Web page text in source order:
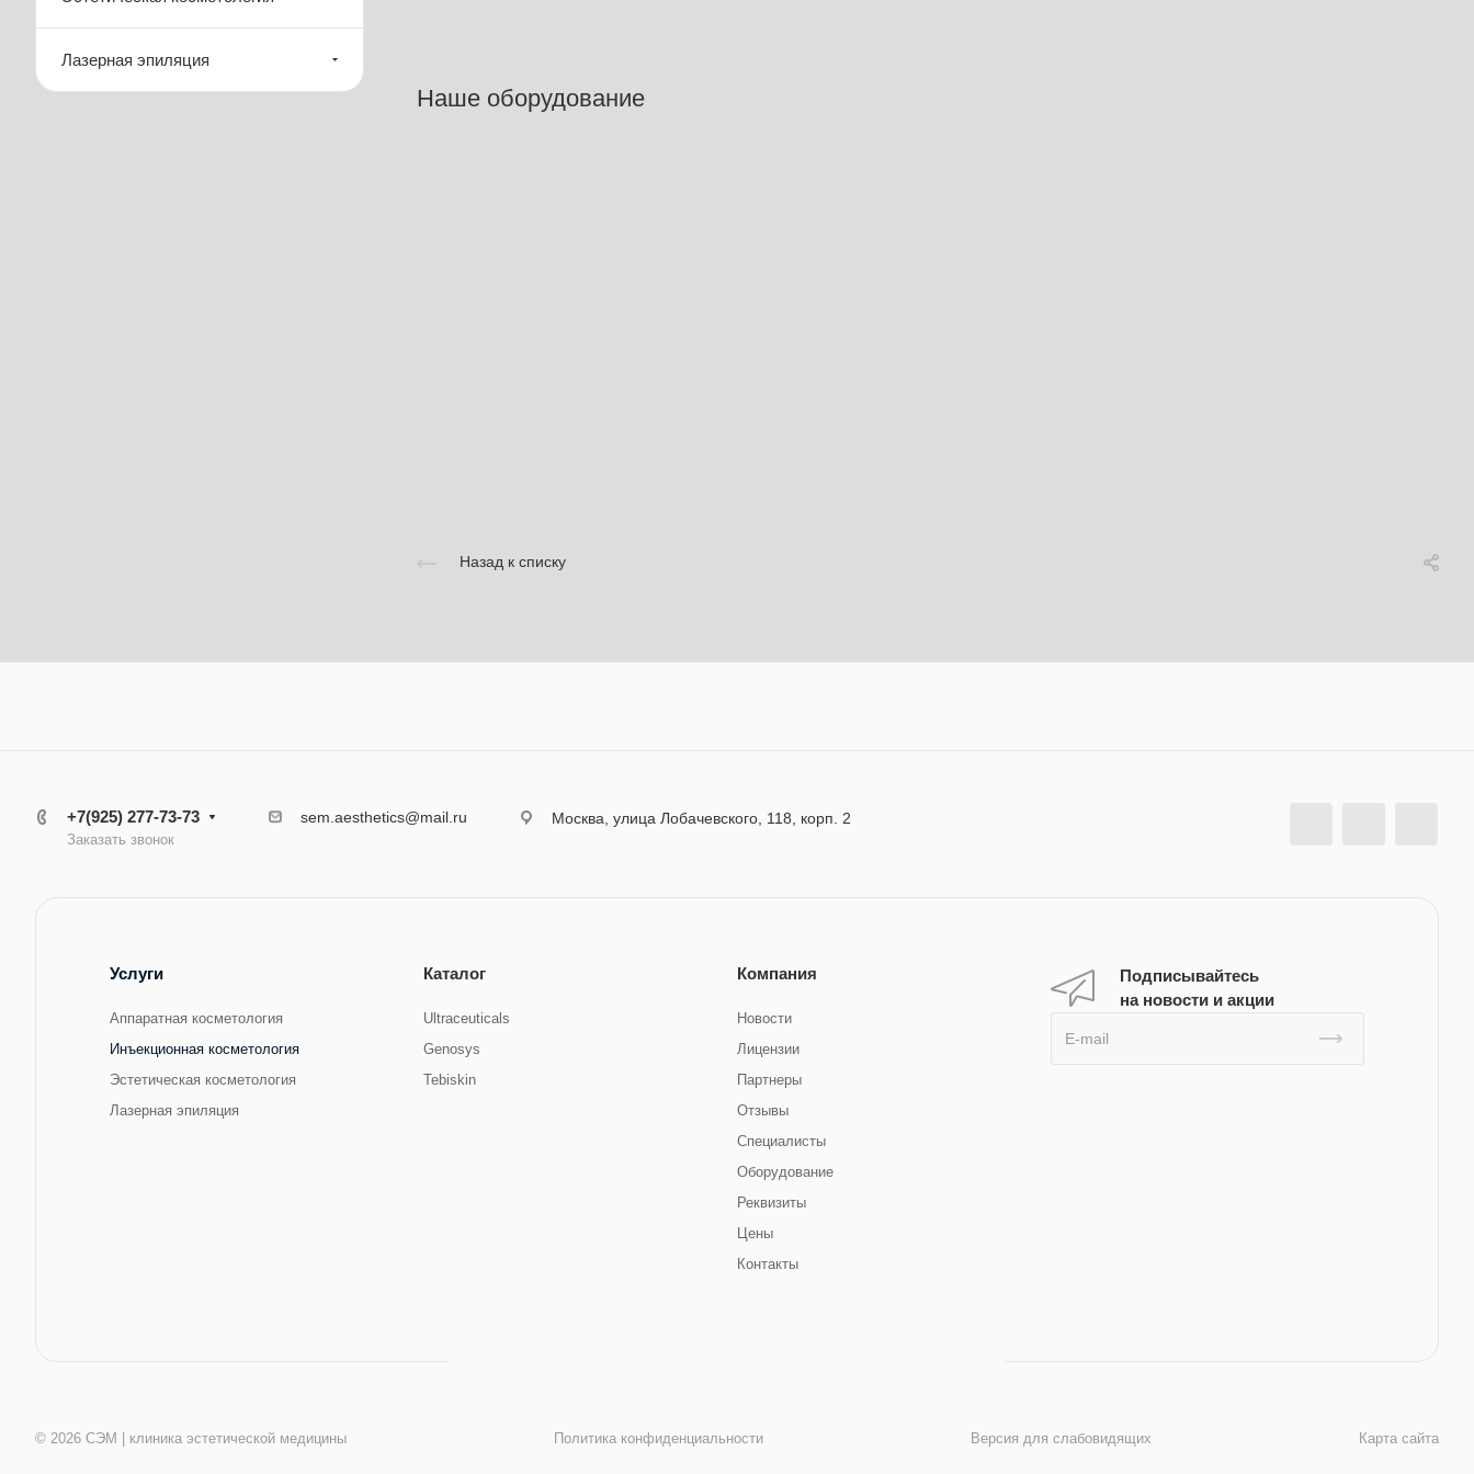
Наше оборудование
Назад к списку
Лазерная эпиляция
+7(925) 277-73-73
Заказать звонок
sem.aesthetics@mail.ru Москва, улица Лобачевского, 118, корп. 2
Услуги
Аппаратная косметология
Инъекционная косметология
Эстетическая косметология
Лазерная эпиляция
Каталог
Ultraceuticals
Genosys
Tebiskin
Компания
Новости
Лицензии
Партнеры
Отзывы
Специалисты
Оборудование
Реквизиты
Цены
Контакты
Подписывайтесь
на новости и акции
© 2026 СЭМ | клиника эстетической медицины Политика конфиденциальности Версия для слабовидящих Карта сайта